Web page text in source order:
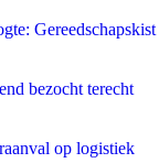
Gereedschapskist
bezocht terecht
op logistiek